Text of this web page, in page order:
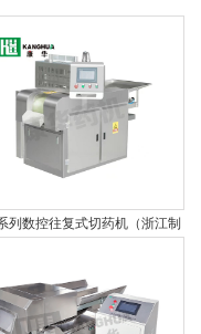
列数控往复式切药机（浙江制